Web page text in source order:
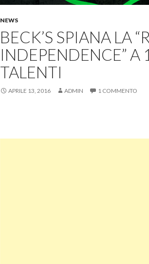
NEWS
BECK’S SPIANA LA
INDEPENDENCE” A
TALENTI
APRILE 13, 2016 ADMIN 1 COMMENTO